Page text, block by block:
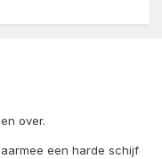
over.
een harde schijf